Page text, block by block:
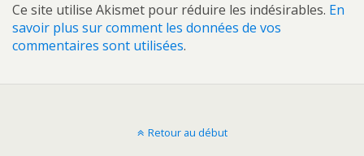
Ce site utilise Akismet pour réduire les indésirables. En
savoir plus sur comment les données de vos
commentaires sont utilisées.
Retour au début